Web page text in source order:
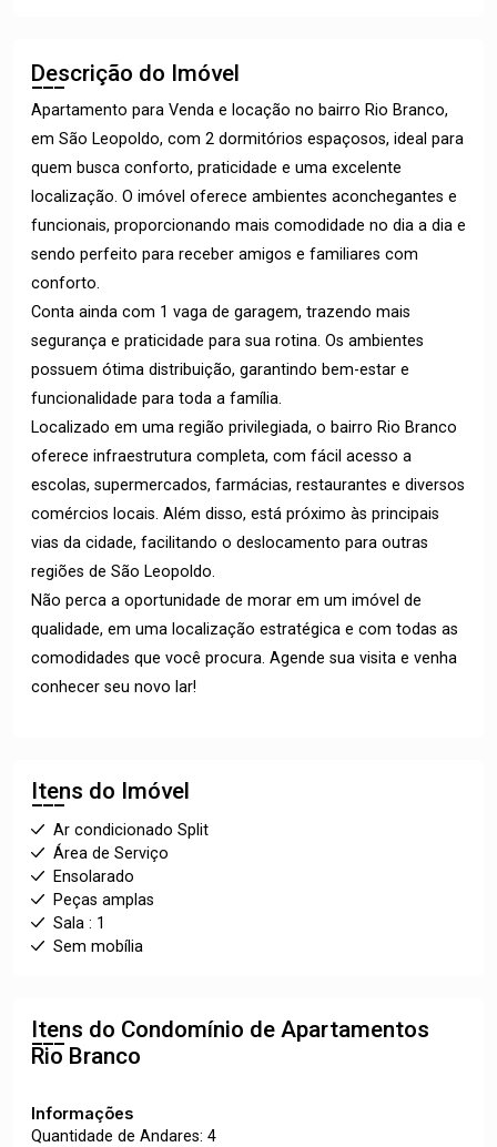
Descrição do Imóvel
Apartamento para Venda e locação no bairro Rio Branco,
em São Leopoldo, com 2 dormitórios espaçosos, ideal para
quem busca conforto, praticidade e uma excelente
localização. O imóvel oferece ambientes aconchegantes e
funcionais, proporcionando mais comodidade no dia a dia e
sendo perfeito para receber amigos e familiares com
conforto.
Conta ainda com 1 vaga de garagem, trazendo mais
segurança e praticidade para sua rotina. Os ambientes
possuem ótima distribuição, garantindo bem-estar e
funcionalidade para toda a família.
Localizado em uma região privilegiada, o bairro Rio Branco
oferece infraestrutura completa, com fácil acesso a
escolas, supermercados, farmácias, restaurantes e diversos
comércios locais. Além disso, está próximo às principais
vias da cidade, facilitando o deslocamento para outras
regiões de São Leopoldo.
Não perca a oportunidade de morar em um imóvel de
qualidade, em uma localização estratégica e com todas as
comodidades que você procura. Agende sua visita e venha
conhecer seu novo lar!
Itens do Imóvel
Ar condicionado Split
Área de Serviço
Ensolarado
Peças amplas
Sala : 1
Sem mobília
Itens do Condomínio de Apartamentos
Rio Branco
Informações
Quantidade de Andares: 4